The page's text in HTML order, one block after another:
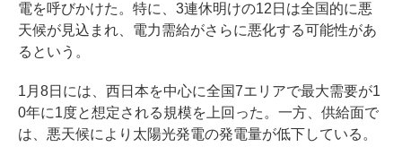
電を呼びかけた。特に、3連休明けの12日は全国的に悪
天候が見込まれ、電力需給がさらに悪化する可能性があ
るという。
1月8日には、西日本を中心に全国7エリアで最大需要が1
0年に1度と想定される規模を上回った。一方、供給面で
は、悪天候により太陽光発電の発電量が低下している。